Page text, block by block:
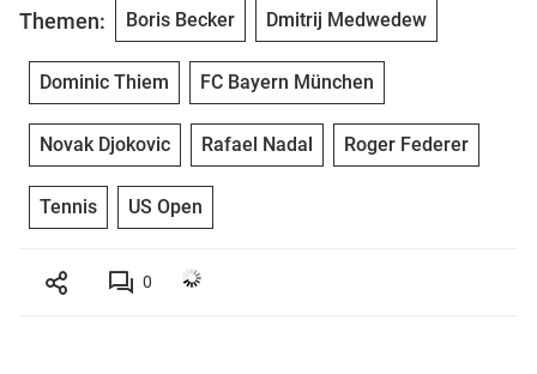
Themen: Boris Becker Dmitrij Medwedew
Dominic Thiem FC Bayern München
Novak Djokovic Rafael Nadal Roger Federer
Tennis US Open
0